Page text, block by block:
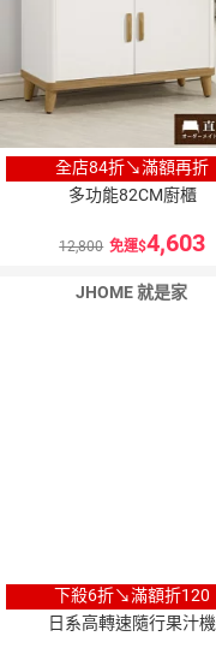
全店84折↘滿額再折
多功能82CM廚櫃
12,800 免運 4,603
JHOME 就是家
下殺6折↘滿額折120
日系高轉速隨行果汁機